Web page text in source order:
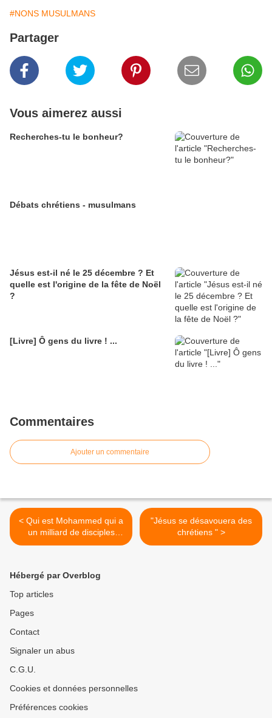
#NONS MUSULMANS
Partager
Vous aimerez aussi
Recherches-tu le bonheur?
Jésus est-il né le 25 décembre ? Et
quelle est l'origine de la fête de Noël
?
[Livre] Ô gens du livre ! ...
Commentaires
Ajouter un commentaire
< Qui est Mohammed qui a
un milliard de disciples
musulmans? &nbsp;
"Jésus se désavouera des
chrétiens " >
Hébergé par Overblog
Top articles
Pages
Contact
Signaler un abus
C.G.U.
Cookies et données personnelles
Préférences cookies